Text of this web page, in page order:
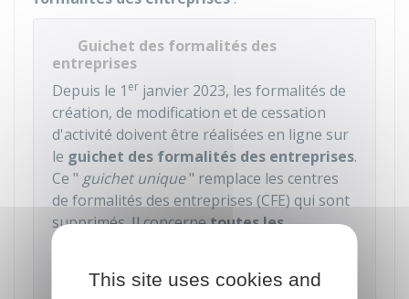
Guichet des formalités des
entreprises
Depuis le 1 er janvier 2023, les formalités de
création, de modification et de cessation
d'activité doivent être réalisées en ligne sur
le guichet des formalités des entreprises.
Ce " guichet unique" remplace les centres
de formalités des entreprises (CFE) qui sont
supprimés. Il concernetoutes les
entreprises
This site uses cookies and